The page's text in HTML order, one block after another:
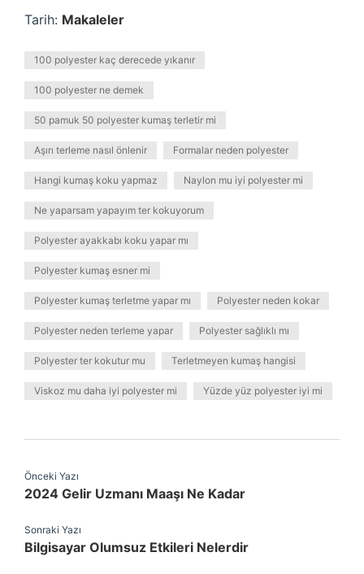
Tarih: Makaleler
100 polyester kaç derecede yıkanır
100 polyester ne demek
50 pamuk 50 polyester kumaş terletir mi
Aşırı terleme nasıl önlenir Formalar neden polyester
Hangi kumaş koku yapmaz Naylon mu iyi polyester mi
Ne yaparsam yapayım ter kokuyorum
Polyester ayakkabı koku yapar mı
Polyester kumaş esner mi
Polyester kumaş terletme yapar mı Polyester neden kokar
Polyester neden terleme yapar Polyester sağlıklı mı
Polyester ter kokutur mu Terletmeyen kumaş hangisi
Viskoz mu daha iyi polyester mi Yüzde yüz polyester iyi mi
Önceki Yazı
2024 Gelir Uzmanı Maaşı Ne Kadar
Sonraki Yazı
Bilgisayar Olumsuz Etkileri Nelerdir